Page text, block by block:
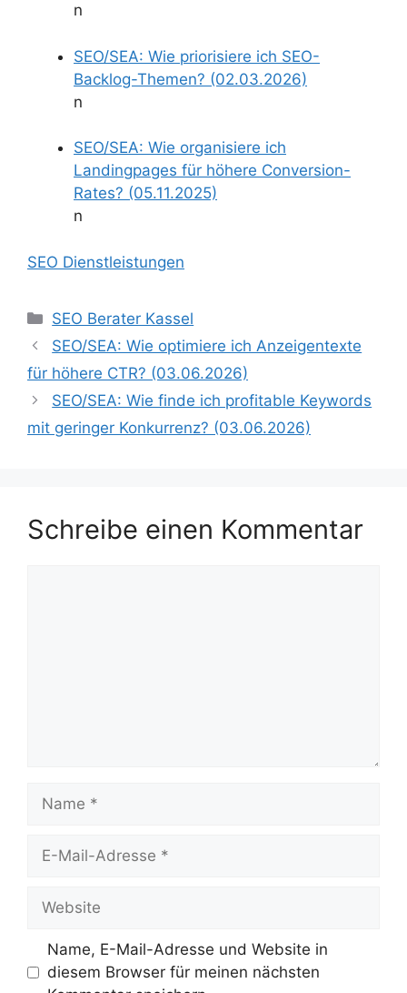
n
SEO/SEA: Wie priorisiere ich SEO-
Backlog-Themen? (02.03.2026)
n
SEO/SEA: Wie organisiere ich
Landingpages für höhere Conversion-
Rates? (05.11.2025)
n
SEO Dienstleistungen
Kategorien
SEO Berater Kassel
SEO/SEA: Wie optimiere ich Anzeigentexte
für höhere CTR? (03.06.2026)
SEO/SEA: Wie finde ich profitable Keywords
mit geringer Konkurrenz? (03.06.2026)
Schreibe einen Kommentar
Mail-
Name, E-Mail-Adresse und Website in
diesem Browser für meinen nächsten